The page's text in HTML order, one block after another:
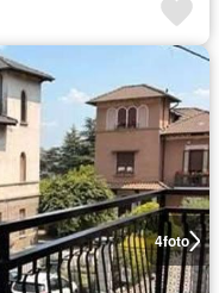
4foto